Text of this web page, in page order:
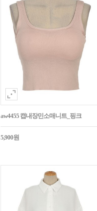
aw4455 캡내장민소매니트_핑크
5,900원